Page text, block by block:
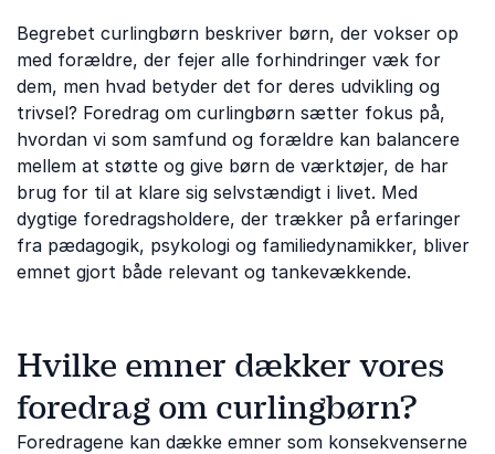
Begrebet curlingbørn beskriver børn, der vokser op
med forældre, der fejer alle forhindringer væk for
dem, men hvad betyder det for deres udvikling og
trivsel? Foredrag om curlingbørn sætter fokus på,
hvordan vi som samfund og forældre kan balancere
mellem at støtte og give børn de værktøjer, de har
brug for til at klare sig selvstændigt i livet. Med
dygtige foredragsholdere, der trækker på erfaringer
fra pædagogik, psykologi og familiedynamikker, bliver
emnet gjort både relevant og tankevækkende.
Hvilke emner dækker vores
foredrag om curlingbørn?
Foredragene kan dække emner som konsekvenserne